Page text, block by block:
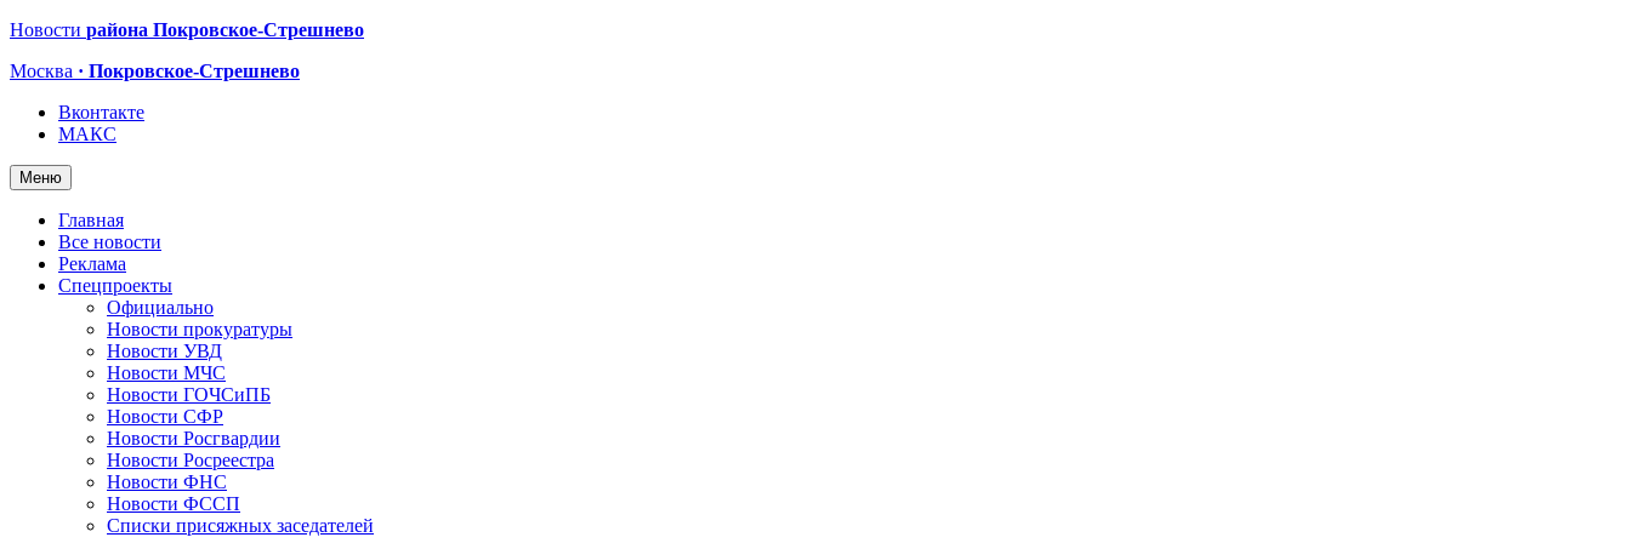
Новости района Покровское-Стрешнево
Москва · Покровское-Стрешнево
Вконтакте
МАКС
Меню
Главная
Все новости
Реклама
Спецпроекты
Официально
Новости прокуратуры
Новости УВД
Новости МЧС
Новости ГОЧСиПБ
Новости СФР
Новости Росгвардии
Новости Росреестра
Новости ФНС
Новости ФССП
Списки присяжных заседателей